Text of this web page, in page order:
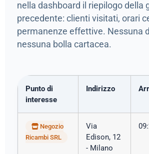
nella dashboard il riepilogo della
precedente: clienti visitati, orari
permanenze effettive. Nessuna
nessuna bolla cartacea.
Punto di
interesse
Indirizzo
Negozio
Ricambi SRL
Via
Edison, 12
- Milano